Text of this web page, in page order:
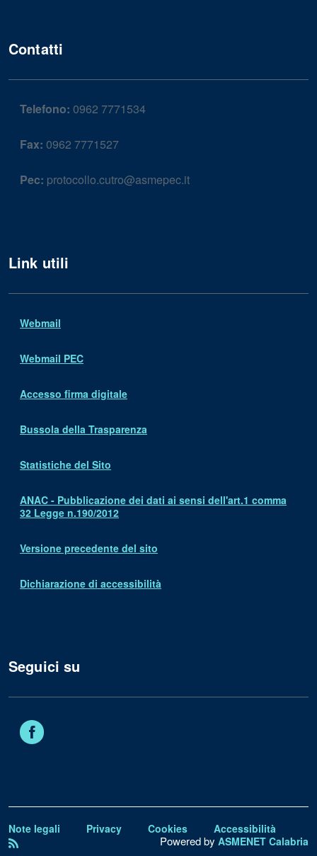
Contatti
Telefono: 0962 7771534
Fax: 0962 7771527
Pec: protocollo.cutro@asmepec.it
Link utili
Webmail
Webmail PEC
Accesso firma digitale
Bussola della Trasparenza
Statistiche del Sito
ANAC - Pubblicazione dei dati ai sensi dell'art.1 comma
32 Legge n.190/2012
Versione precedente del sito
Dichiarazione di accessibilità
Seguici su
Note legali Privacy Cookies Accessibilità
Powered by ASMENET Calabria